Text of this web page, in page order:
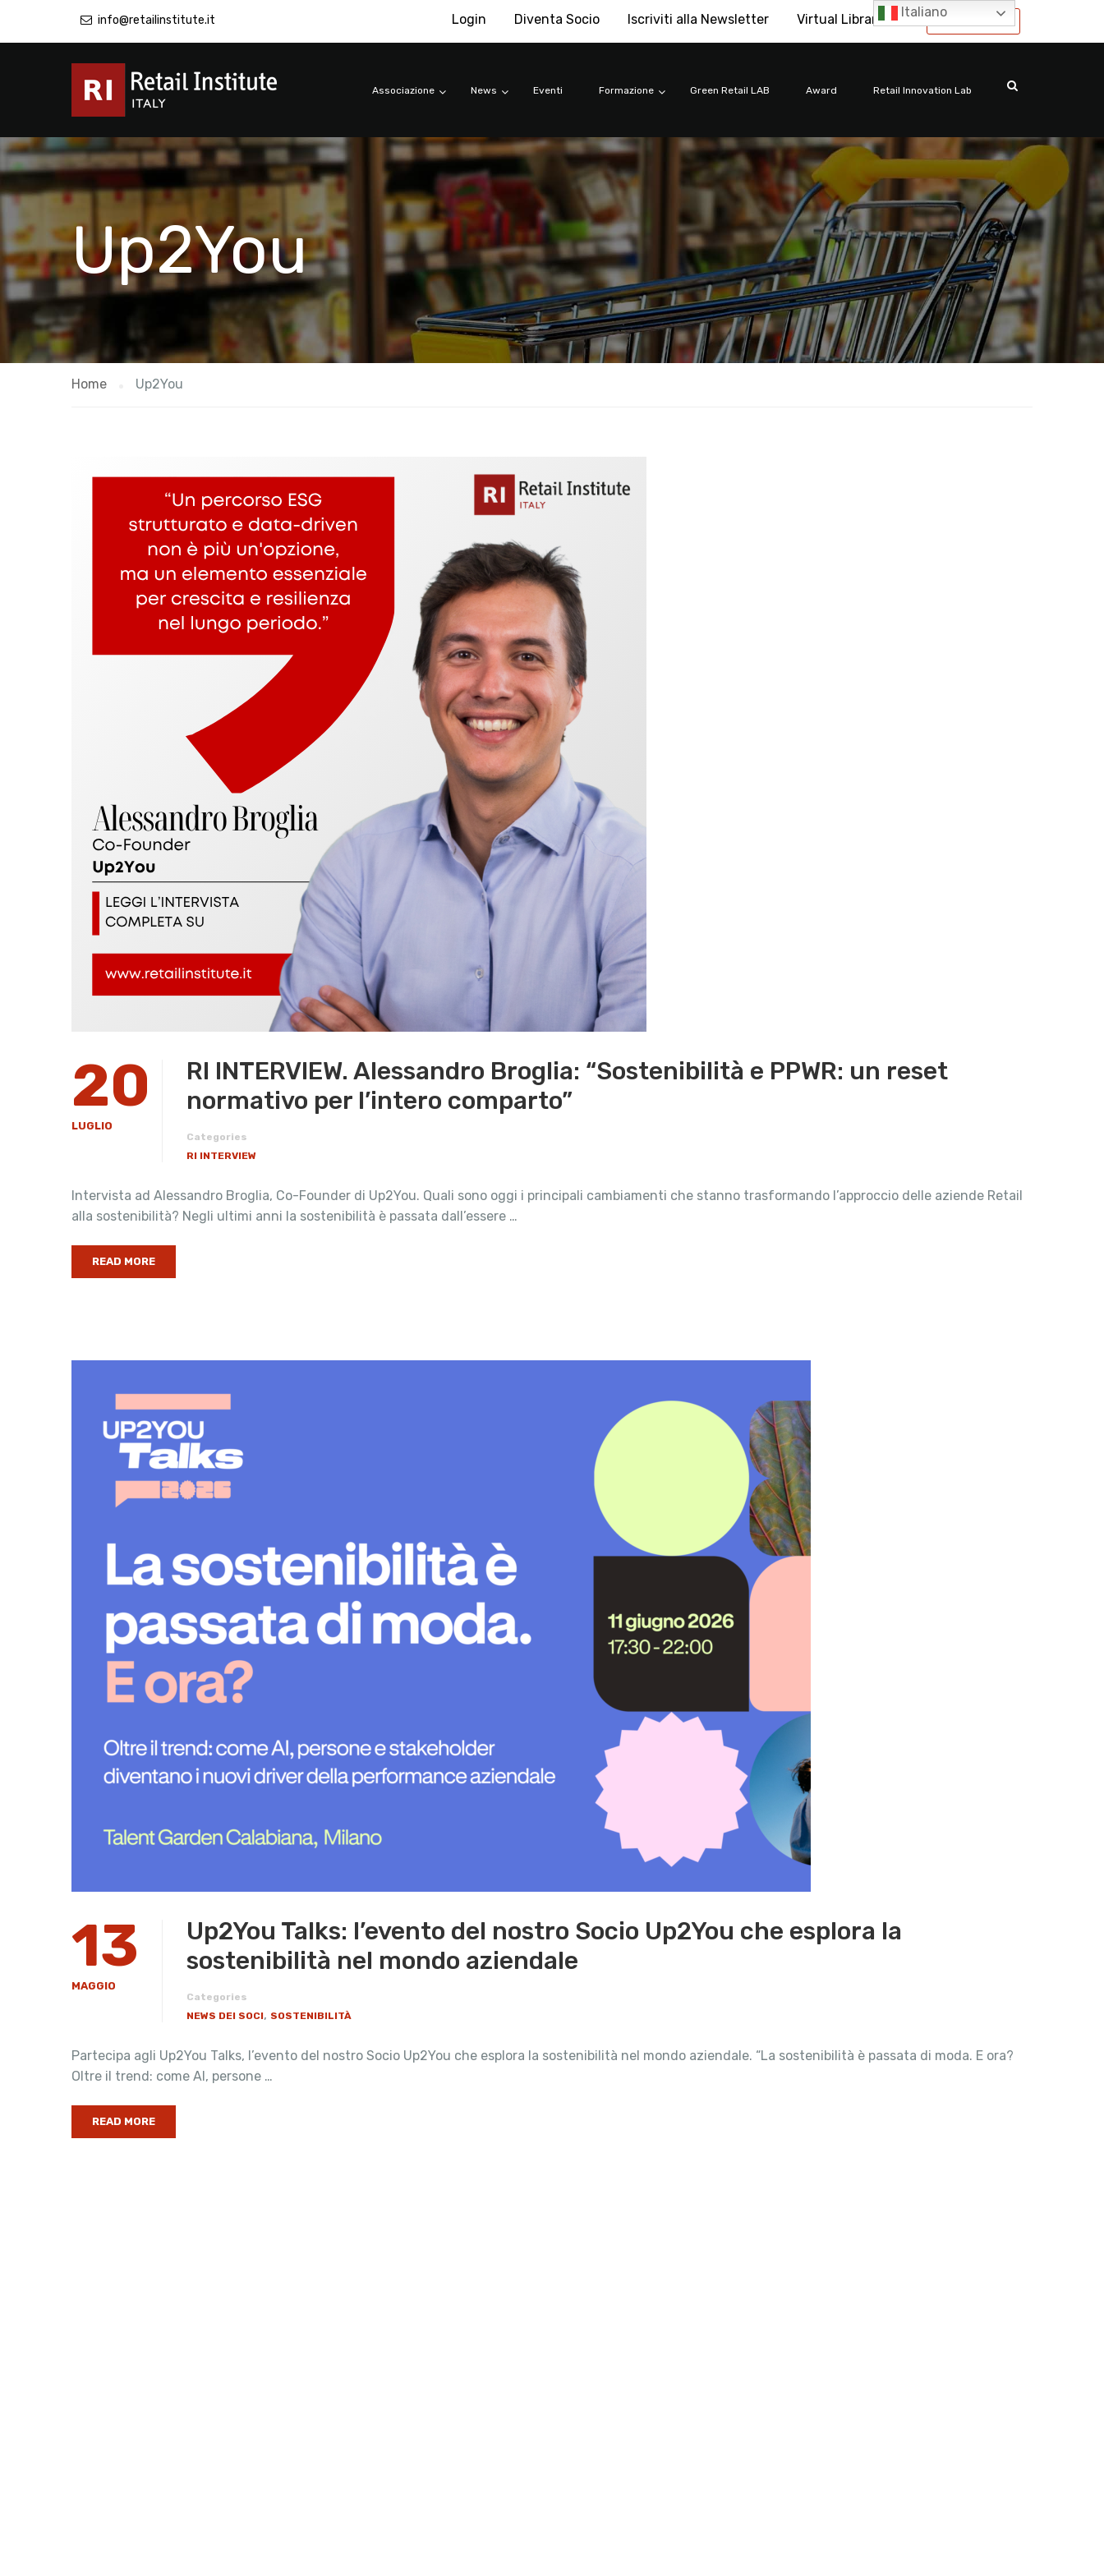
info@retailinstitute.it International
Login Diventa Socio Iscriviti alla Newsletter Virtual Library
Associazione News Eventi Formazione Green Retail LAB Award Retail Innovation Lab
Up2You
Home Up2You
20
LUGLIO
RI INTERVIEW. Alessandro Broglia: “Sostenibilità e PPWR: un reset
normativo per l’intero comparto”
Categories
RI INTERVIEW
Intervista ad Alessandro Broglia, Co-Founder di Up2You. Quali sono oggi i principali cambiamenti che stanno trasformando l’approccio delle aziende Retail
alla sostenibilità? Negli ultimi anni la sostenibilità è passata dall’essere …
READ MORE
13
MAGGIO
Up2You Talks: l’evento del nostro Socio Up2You che esplora la
sostenibilità nel mondo aziendale
Categories
NEWS DEI SOCI, SOSTENIBILITÀ
Partecipa agli Up2You Talks, l’evento del nostro Socio Up2You che esplora la sostenibilità nel mondo aziendale. “La sostenibilità è passata di moda. E ora?
Oltre il trend: come AI, persone …
READ MORE
Italiano